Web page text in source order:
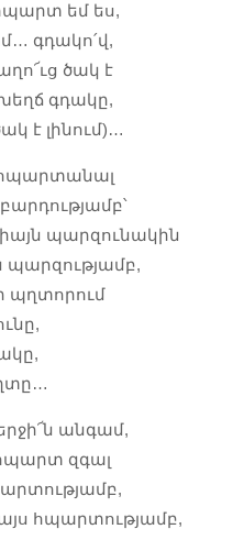
եմ ես,
գդակո՛վ,
ծակ է
գդակը,
է լինում)…
հպարտանալ
պարզունակին
պարզությամբ,
պղտորում
անգամ,
զգալ
հպարտությամբ,